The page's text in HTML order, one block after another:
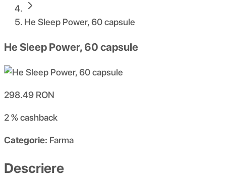
He Sleep Power, 60 capsule
He Sleep Power, 60 capsule
298.49 RON
2 %cashback
Categorie: Farma
Descriere